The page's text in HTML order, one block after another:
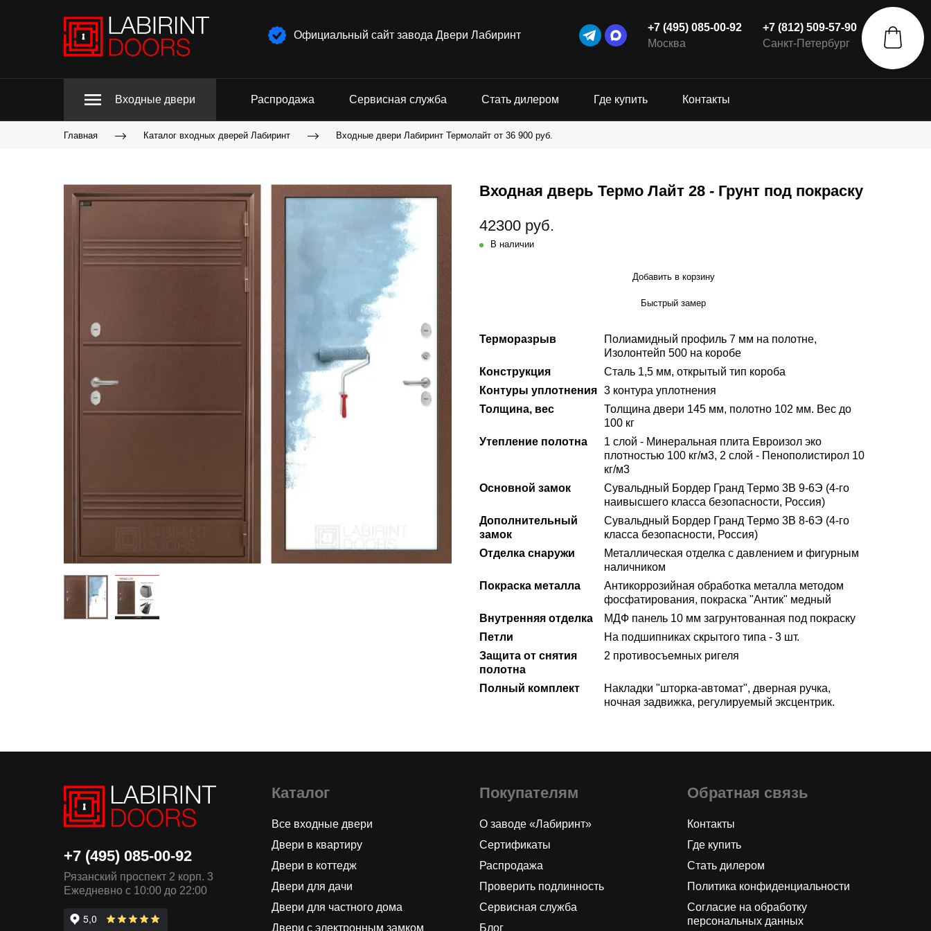
Официальный сайт завода Двери Лабиринт
+7 (495) 085-00-92
Москва
+7 (812) 509-57-90
Санкт-Петербург
Входные двери Распродажа Сервисная служба Стать дилером Где купить Контакты
Главная Каталог входных дверей Лабиринт Входные двери Лабиринт Термолайт от 36 900 руб.
Входная дверь Термо Лайт 28 - Грунт под покраску
42300 руб.
В наличии
Добавить в корзину
Быстрый замер
Терморазрыв
Полиамидный профиль 7 мм на полотне,
Изолонтейп 500 на коробе
Конструкция
Сталь 1,5 мм, открытый тип короба
Контуры уплотнения 3 контура уплотнения
Толщина, вес
Толщина двери 145 мм, полотно 102 мм. Вес до
100 кг
Утепление полотна
1 слой - Минеральная плита Евроизол эко
плотностью 100 кг/м3, 2 слой - Пенополистирол 10
кг/м3
Основной замок
Сувальдный Бордер Гранд Термо 3В 9-6Э (4-го
наивысшего класса безопасности, Россия)
Дополнительный
замок
Сувальдный Бордер Гранд Термо 3В 8-6Э (4-го
класса безопасности, Россия)
Отделка снаружи
Металлическая отделка с давлением и фигурным
наличником
Покраска металла
Антикоррозийная обработка металла методом
фосфатирования, покраска "Антик" медный
Внутренняя отделка
МДФ панель 10 мм загрунтованная под покраску
Петли
На подшипниках скрытого типа - 3 шт.
Защита от снятия
полотна
2 противосъемных ригеля
Полный комплект
Накладки "шторка-автомат", дверная ручка,
ночная задвижка, регулируемый эксцентрик.
+7 (495) 085-00-92
Рязанский проспект 2 корп. 3
Ежедневно с 10:00 до 22:00
Каталог
Все входные двери
Двери в квартиру
Двери в коттедж
Двери для дачи
Двери для частного дома
Двери с электронным замком
Покупателям
О заводе «Лабиринт»
Сертификаты
Распродажа
Проверить подлинность
Сервисная служба
Блог
Обратная связь
Контакты
Где купить
Стать дилером
Политика конфиденциальности
Согласие на обработку
персональных данных